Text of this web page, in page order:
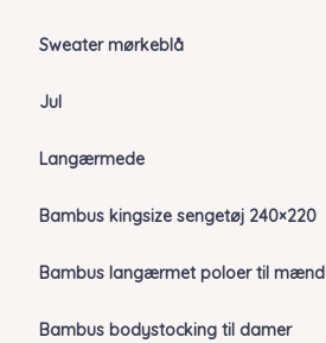
Sweater mørkeblå
Jul
Langærmede
Bambus kingsize sengetøj 240×220
Bambus langærmet poloer til mænd
Bambus bodystocking til damer